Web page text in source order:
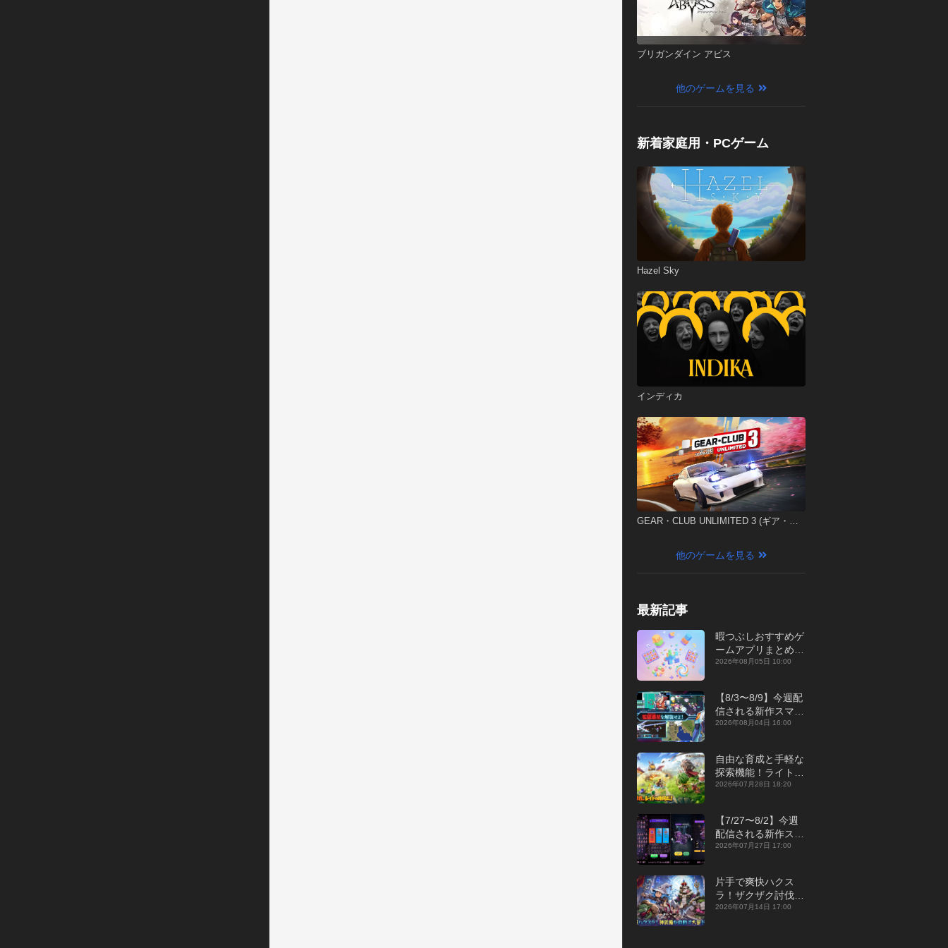
ブリガンダイン アビス
他のゲームを見る
新着家庭用・PCゲーム
Hazel Sky
インディカ
GEAR・CLUB UNLIMITED 3 (ギア・ク
他のゲームを見る
最新記事
暇つぶしおすすめゲ
ームアプリまとめ｜
オフライン対応あり
2026年08月05日 10:00
【8/3〜8/9】今週配
信される新作スマホ
ゲームをまとめてお
2026年08月04日 16:00
自由な育成と手軽な
探索機能！ライトカ
ジュアルMMORPG
P】
2026年07月28日 18:20
【7/27〜8/2】今週
配信される新作スマ
ホゲームをまとめて
2026年07月27日 17:00
片手で爽快ハクス
ラ！ザクザク討伐し
て神装備を集める放
2026年07月14日 17:00